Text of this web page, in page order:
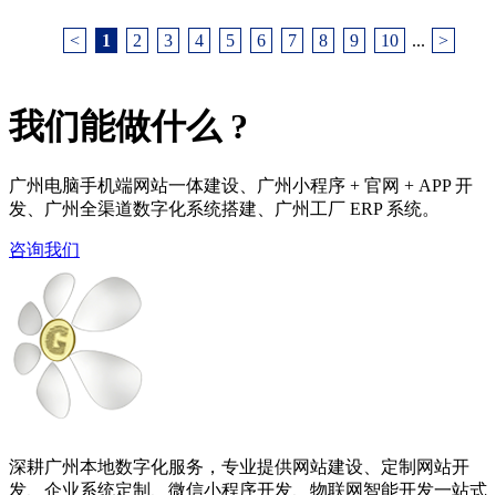
< 1 2 3 4 5 6 7 8 9 10 ... >
我们能做什么 ?
广州电脑手机端网站一体建设、广州小程序 + 官网 + APP 开
发、广州全渠道数字化系统搭建、广州工厂 ERP 系统。
咨询我们
深耕广州本地数字化服务，专业提供网站建设、定制网站开
发、企业系统定制、微信小程序开发、物联网智能开发一站式